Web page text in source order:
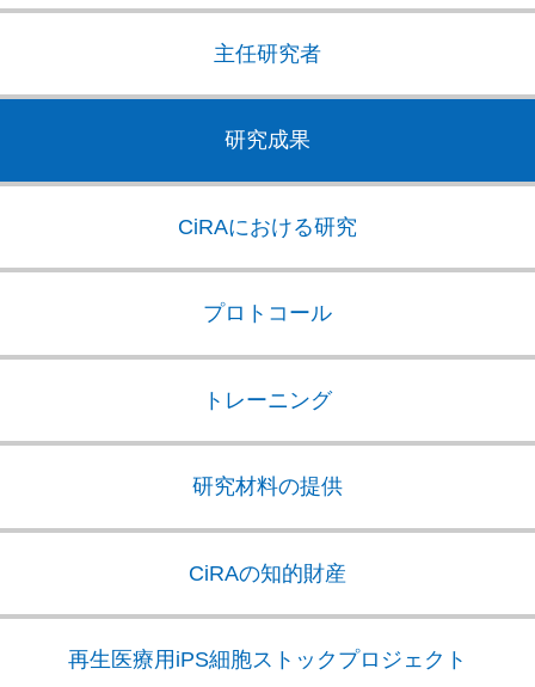
主任研究者
研究成果
CiRAにおける研究
プロトコール
トレーニング
研究材料の提供
CiRAの知的財産
再生医療用iPS細胞ストックプロジェクト